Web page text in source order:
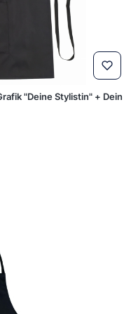
"Deine Stylistin" + Dein